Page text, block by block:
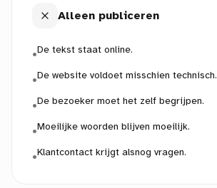
Alleen publiceren
•De tekst staat online.
•De website voldoet misschien technisch.
•De bezoeker moet het zelf begrijpen.
•Moeilijke woorden blijven moeilijk.
•Klantcontact krijgt alsnog vragen.